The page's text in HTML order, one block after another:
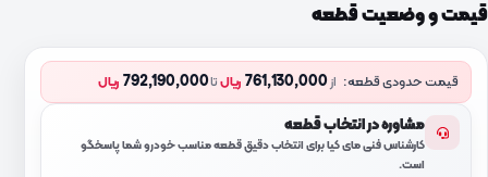
قیمت و وضعیت قطعه
قیمت حدودی قطعه: از761,130,000 ریالتا792,190,000 ریال
مشاوره در انتخاب قطعه
کارشناس فنی مای کیا برای انتخاب دقیق قطعه مناسب خودرو شما پاسخگو
است.